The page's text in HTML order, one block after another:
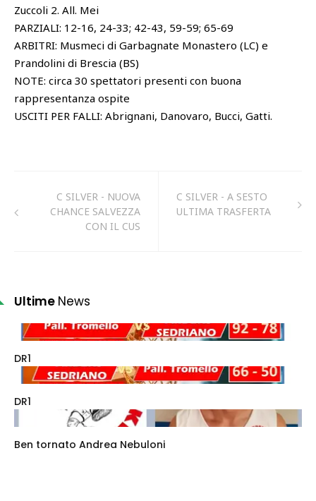
Zuccoli 2. All. Mei
PARZIALI: 12-16, 24-33; 42-43, 59-59; 65-69
ARBITRI: Musmeci di Garbagnate Monastero (LC) e
Prandolini di Brescia (BS)
NOTE: circa 30 spettatori presenti con buona
rappresentanza ospite
USCITI PER FALLI: Abrignani, Danovaro, Bucci, Gatti.
C SILVER - NUOVA
CHANCE SALVEZZA
CON IL CUS
C SILVER - A SESTO
ULTIMA TRASFERTA
Ultime News
DR1
DR1
Ben tornato Andrea Nebuloni